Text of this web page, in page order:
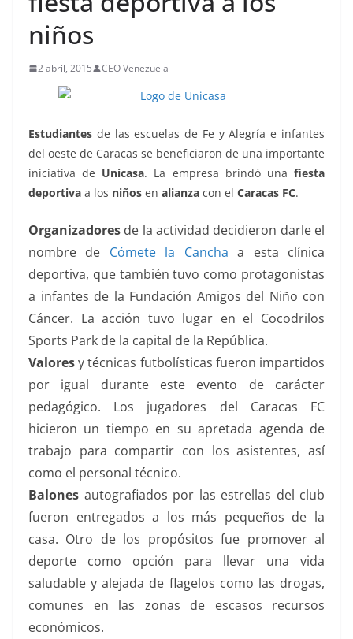
niños
2 abril, 2015 CEO Venezuela
Estudiantes de las escuelas de Fe y Alegría e infantes
del oeste de Caracas se beneficiaron de una importante
iniciativa de Unicasa. La empresa brindó unafiesta
deportiva a los niños en alianza con el Caracas FC.
Organizadores de la actividad decidieron darle el
nombre de Cómete la Cancha a esta clínica
deportiva, que también tuvo como protagonistas
a infantes de la Fundación Amigos del Niño con
Cáncer. La acción tuvo lugar en el Cocodrilos
Sports Park de la capital de la República.
Valoresy técnicas futbolísticas fueron impartidos
por igual durante este evento de carácter
pedagógico. Los jugadores del Caracas FC
hicieron un tiempo en su apretada agenda de
trabajo para compartir con los asistentes, así
como el personal técnico.
Balones autografiados por las estrellas del club
fueron entregados a los más pequeños de la
casa. Otro de los propósitos fue promover al
deporte como opción para llevar una vida
saludable y alejada de flagelos como las drogas,
comunes en las zonas de escasos recursos
económicos.